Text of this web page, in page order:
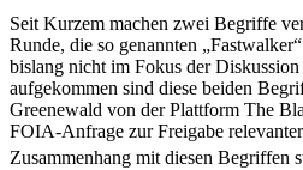
Seit Kurzem machen zwei Begriffe
Runde, die so genannten
bislang nicht im Fokus der Diskussion
aufgekommen sind diese beiden
Greenewald von der Plattform The
FOIA-Anfrage zur Freigabe
Zusammenhang mit diesen Begriffen